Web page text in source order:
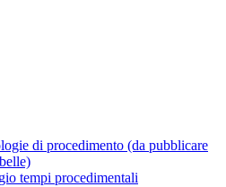
di procedimento (da pubblicare
tempi procedimentali